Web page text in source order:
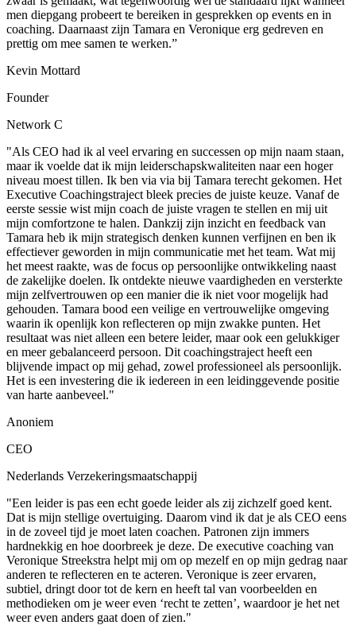
men diepgang probeert te bereiken in gesprekken op events en in
coaching. Daarnaast zijn Tamara en Veronique erg gedreven en
prettig om mee samen te werken.”
Kevin Mottard
Founder
Network C
"Als CEO had ik al veel ervaring en successen op mijn naam staan,
maar ik voelde dat ik mijn leiderschapskwaliteiten naar een hoger
niveau moest tillen. Ik ben via via bij Tamara terecht gekomen. Het
Executive Coachingstraject bleek precies de juiste keuze. Vanaf de
eerste sessie wist mijn coach de juiste vragen te stellen en mij uit
mijn comfortzone te halen. Dankzij zijn inzicht en feedback van
Tamara heb ik mijn strategisch denken kunnen verfijnen en ben ik
effectiever geworden in mijn communicatie met het team. Wat mij
het meest raakte, was de focus op persoonlijke ontwikkeling naast
de zakelijke doelen. Ik ontdekte nieuwe vaardigheden en versterkte
mijn zelfvertrouwen op een manier die ik niet voor mogelijk had
gehouden. Tamara bood een veilige en vertrouwelijke omgeving
waarin ik openlijk kon reflecteren op mijn zwakke punten. Het
resultaat was niet alleen een betere leider, maar ook een gelukkiger
en meer gebalanceerd persoon. Dit coachingstraject heeft een
blijvende impact op mij gehad, zowel professioneel als persoonlijk.
Het is een investering die ik iedereen in een leidinggevende positie
van harte aanbeveel."
Anoniem
CEO
Nederlands Verzekeringsmaatschappij
"Een leider is pas een echt goede leider als zij zichzelf goed kent.
Dat is mijn stellige overtuiging. Daarom vind ik dat je als CEO eens
in de zoveel tijd je moet laten coachen. Patronen zijn immers
hardnekkig en hoe doorbreek je deze. De executive coaching van
Veronique Streekstra helpt mij om op mezelf en op mijn gedrag naar
anderen te reflecteren en te acteren. Veronique is zeer ervaren,
subtiel, dringt door tot de kern en heeft tal van voorbeelden en
methodieken om je weer even ‘recht te zetten’, waardoor je het net
weer even anders gaat doen of zien."